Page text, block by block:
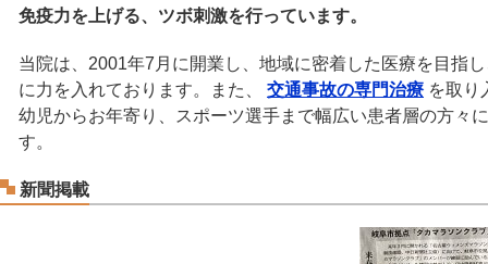
免疫力を上げる、ツボ刺激を行っています。
当院は、2001年7月に開業し、地域に密着した医療を目指
に力を入れております。また、 交通事故の専門治療 を取り
幼児からお年寄り、スポーツ選手まで幅広い患者層の方々
す。
新聞掲載